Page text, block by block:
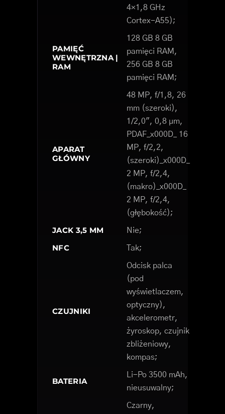
4×1,8 GHz
Cortex-A55);
PAMIĘĆ
WEWNĘTRZNA |
RAM
128 GB 8 GB
pamięci RAM,
256 GB 8 GB
pamięci RAM;
APARAT
GŁÓWNY
48 MP, f/1,8, 26
mm (szeroki),
1/2,0", 0,8 µm,
PDAF_x000D_ 16
MP, f/2,2,
(szeroki)_x000D_
2 MP, f/2,4,
(makro)_x000D_
2 MP, f/2,4,
(głębokość);
JACK 3,5 MM Nie;
NFC Tak;
CZUJNIKI
Odcisk palca
(pod
wyświetlaczem,
optyczny),
akcelerometr,
żyroskop, czujnik
zbliżeniowy,
kompas;
BATERIA
Li-Po 3500 mAh,
nieusuwalny;
Czarny,